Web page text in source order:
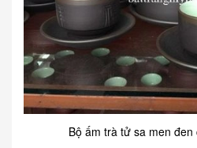
Bộ ấm trà tử sa men